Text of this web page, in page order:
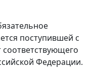
поступившей с
Федерации.